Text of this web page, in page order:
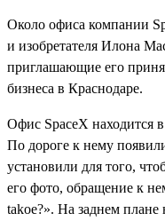
Около офиса компании
и изобретателя Илона
приглашающие его
бизнеса в Краснодаре.
Офис SpaceX находится
По дороге к нему
установили для того,
его фото, обращение к
takoe?». На заднем плане